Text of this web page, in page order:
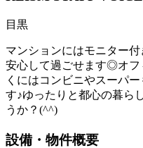
目黒
マンションにはモニター付
安心して過ごせます◎オフ
くにはコンビニやスーパ
す♪ゆったりと都心の暮ら
うか？(^^)
設備・物件概要